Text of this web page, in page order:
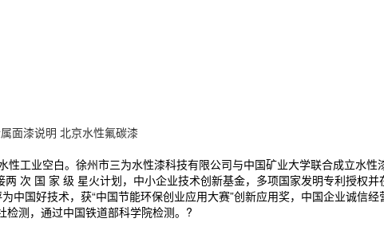
面漆说明 北京水性氟碳漆
工业空白。徐州市三为水性漆科技有限公司与中国矿业大学联合成立水
次 国 家 级 星火计划，中小企业技术创新基金，多项国家发明专利授权
中国好技术，获“中国节能环保创业应用大赛”创新应用奖，中国企业诚信
测，通过中国铁道部科学院检测。?